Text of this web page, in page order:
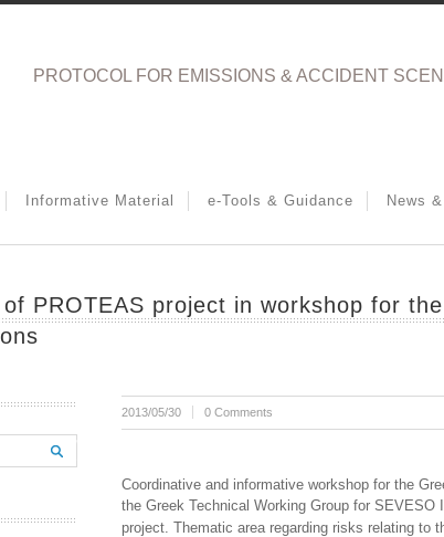
PROTOCOL FOR EMISSIONS & ACCIDENT
Informative Material e-Tools & Guidance News
PROTEAS project in workshop for
2013/05/30 0 Comments
Coordinative and informative workshop for the
the Greek Technical Working Group for
project. Thematic area regarding risks relating to